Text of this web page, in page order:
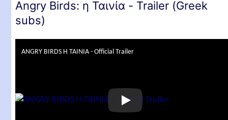
Angry Birds: η Ταινία - Trailer (Greek
subs)
ANGRY BIRDS Η ΤΑΙΝΙΑ - Official Trailer